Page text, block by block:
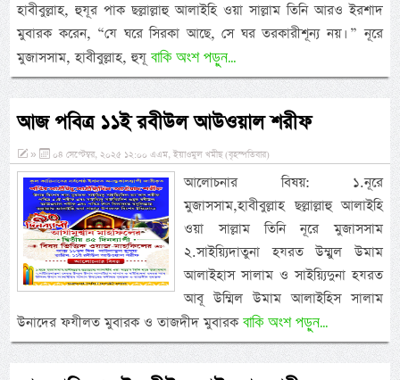
হাবীবুল্লাহ, হুযূর পাক ছল্লাল্লাহু আলাইহি ওয়া সাল্লাম তিনি আরও ইরশাদ
মুবারক করেন, “যে ঘরে সিরকা আছে, সে ঘর তরকারীশূন্য নয়। ” নূরে
মুজাসসাম, হাবীবুল্লাহ, হুযূবাকি অংশ পড়ুন...
আজ পবিত্র ১১ই রবীউল আউওয়াল শরীফ
» ০৪ সেপ্টেম্বর, ২০২৫ ১২:০০ এএম, ইয়াওমুল খমীছ (বৃহস্পতিবার)
আলোচনার বিষয়: ১.নূরে
মুজাসসাম,হাবীবুল্লাহ ছল্লাল্লাহু আলাইহি
ওয়া সাল্লাম তিনি নূরে মুজাসসাম
২.সাইয়্যিদাতুনা হযরত উম্মুল উমাম
আলাইহাস সালাম ও সাইয়্যিদুনা হযরত
আবূ উম্মিল উমাম আলাইহিস সালাম
উনাদের ফযীলত মুবারক ও তাজদীদ মুবারকবাকি অংশ পড়ুন...